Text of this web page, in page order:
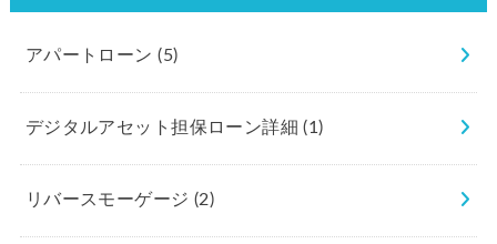
アパートローン(5)
デジタルアセット担保ローン詳細(1)
リバースモーゲージ (2)